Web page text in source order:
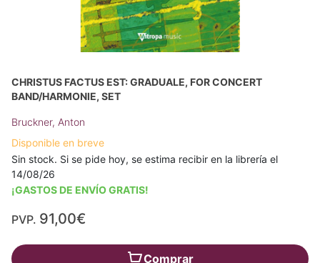
CHRISTUS FACTUS EST: GRADUALE, FOR CONCERT
BAND/HARMONIE, SET
Bruckner, Anton
Disponible en breve
Sin stock. Si se pide hoy, se estima recibir en la librería el
14/08/26
¡GASTOS DE ENVÍO GRATIS!
PVP. 91,00€
Comprar